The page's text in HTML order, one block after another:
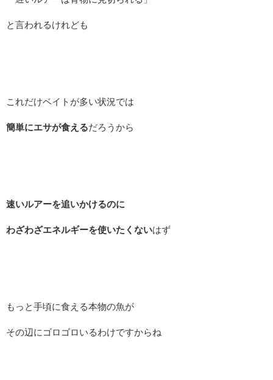
と言われるけれども
これだけベイトが多い状況では
簡単にエサが食えるだろうから
速いルアーを追いかけるのに
わざわざエネルギーを使いたくないはず
もっと手頃に食える本物の魚が
その辺にゴロゴロいるわけですからね